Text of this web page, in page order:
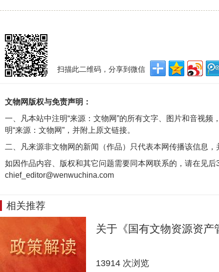
扫描此二维码，分享到微信
文物网版权与免责声明：
一、凡本站中注明“来源：文物网”的所有文字、图片和音视
明“来源：文物网”，并附上原文链接。
二、凡来源非文物网的新闻（作品）只代表本网传播该信息
如因作品内容、版权和其它问题需要同本网联系的，请在见后
chief_editor@wenwuchina.com
相关推荐
关于《国有文物资源资
13914 次浏览